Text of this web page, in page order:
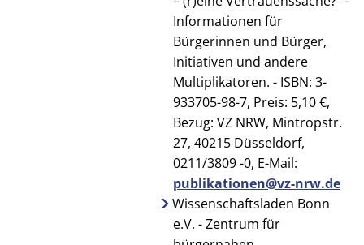
Informationen für
Bürgerinnen und Bürger,
Initiativen und andere
Multiplikatoren. - ISBN: 3-
933705-98-7, Preis: 5,10 €,
Bezug: VZ NRW, Mintropstr.
27, 40215 Düsseldorf,
0211/3809 -0, E-Mail:
publikationen@vz-nrw.de
Wissenschaftsladen Bonn
e.V. - Zentrum für